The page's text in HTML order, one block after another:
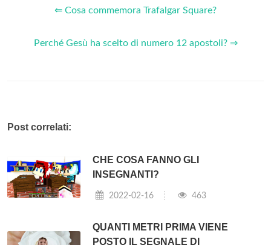
⇐ Cosa commemora Trafalgar Square?
Perché Gesù ha scelto di numero 12 apostoli? ⇒
Post correlati:
CHE COSA FANNO GLI
INSEGNANTI?
2022-02-16 463
QUANTI METRI PRIMA VIENE
POSTO IL SEGNALE DI